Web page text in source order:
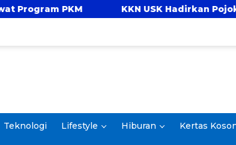
KKN USK Hadirkan Pojok Celengan,
Teknologi Lifestyle Hiburan Kertas